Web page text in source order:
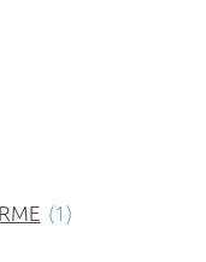
(1)